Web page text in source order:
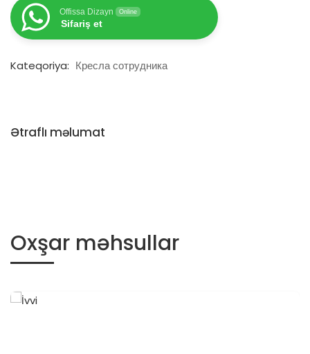
Offissa Dizayn Online
Sifariş et
Kateqoriya: Кресла сотрудника
Ətraflı məlumat
Oxşar məhsullar